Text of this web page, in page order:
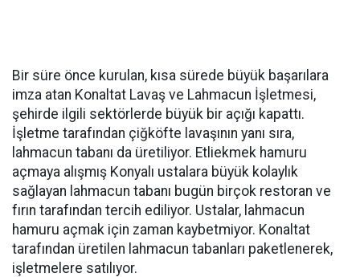
Bir süre önce kurulan, kısa sürede büyük başarılara
imza atan Konaltat Lavaş ve Lahmacun İşletmesi,
şehirde ilgili sektörlerde büyük bir açığı kapattı.
İşletme tarafından çiğköfte lavaşının yanı sıra,
lahmacun tabanı da üretiliyor. Etliekmek hamuru
açmaya alışmış Konyalı ustalara büyük kolaylık
sağlayan lahmacun tabanı bugün birçok restoran ve
fırın tarafından tercih ediliyor. Ustalar, lahmacun
hamuru açmak için zaman kaybetmiyor. Konaltat
tarafından üretilen lahmacun tabanları paketlenerek,
işletmelere satılıyor.